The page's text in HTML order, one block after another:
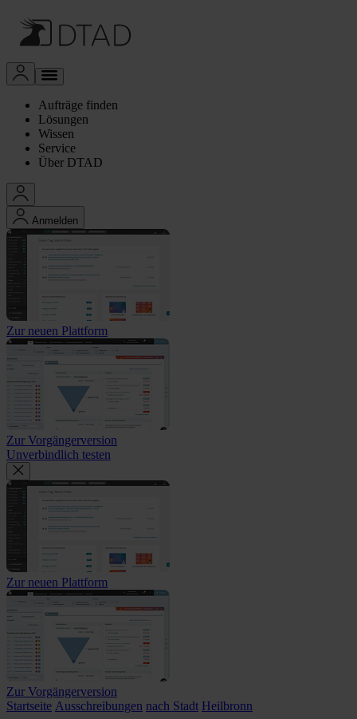
Aufträge finden
Lösungen
Wissen
Service
Über DTAD
Anmelden
Zur neuen Plattform
Zur Vorgängerversion
Unverbindlich testen
Zur neuen Plattform
Zur Vorgängerversion
Startseite Ausschreibungen nach Stadt Heilbronn